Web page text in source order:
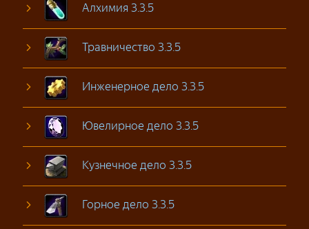
Алхимия 3.3.5
Травничество 3.3.5
Инженерное дело 3.3.5
Ювелирное дело 3.3.5
Кузнечное дело 3.3.5
Горное дело 3.3.5